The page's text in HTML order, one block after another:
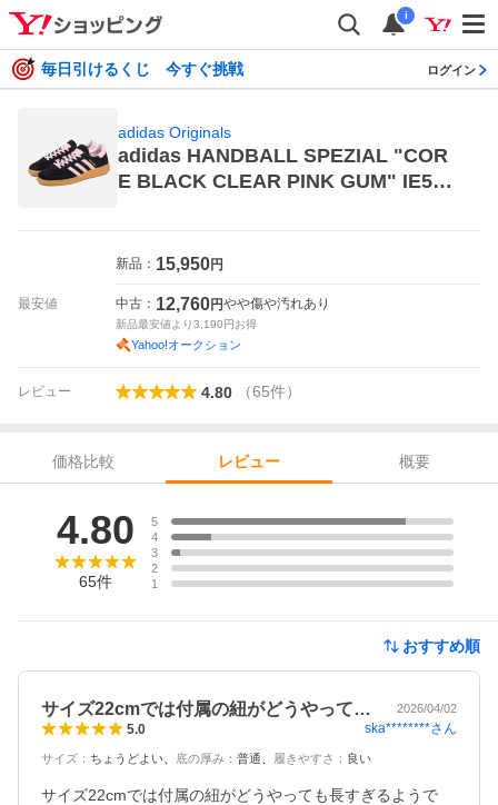
i
毎日引けるくじ 今すぐ挑戦 ログイン
adidas Originals
adidas HANDBALL SPEZIAL "COR
E BLACK CLEAR PINK GUM" IE589
カー
最安値
新品： 15,950円
中古： 12,760円やや傷や汚れあり
新品最安値より3,190円お得
Yahoo!オークション
レビュー 4.80 （65件）
価格比較 レビュー
概要
4.80
65件
5
4
3
2
1
おすすめ順
サイズ22cmでは付属の紐がどうやって… 2026/04/02
5.0 ska********さん
サイズ ： ちょうどよい 底の厚み ： 普通 履きやすさ ： 良い
サイズ22cmでは付属の紐がどうやっても長すぎるようで